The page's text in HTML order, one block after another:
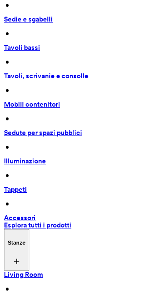
•
Sedie e sgabelli
•
Tavoli bassi
•
Tavoli, scrivanie e consolle
•
Mobili contenitori
•
Sedute per spazi pubblici
•
Illuminazione
•
Tappeti
•
Accessori
Esplora tutti i prodotti
Stanze
Living Room
•